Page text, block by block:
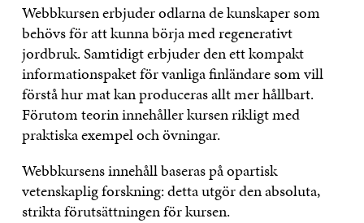
Webbkursen erbjuder odlarna de kunskaper som
behövs för att kunna börja med regenerativt
jordbruk. Samtidigt erbjuder den ett kompakt
informationspaket för vanliga finländare som vill
förstå hur mat kan produceras allt mer hållbart.
Förutom teorin innehåller kursen rikligt med
praktiska exempel och övningar.
Webbkursens innehåll baseras på opartisk
vetenskaplig forskning: detta utgör den absoluta,
strikta förutsättningen för kursen.